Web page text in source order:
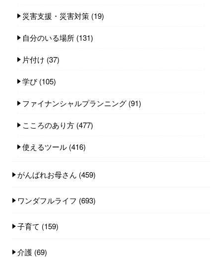
災害支援・災害対策 (19)
自分のいる場所 (131)
片付け (37)
学び(105)
ファイナンシャルプランニング (91)
こころのあり方 (477)
使えるツール (416)
がんばれお母さん (459)
ワンダフルライフ (693)
子育て (159)
介護 (69)